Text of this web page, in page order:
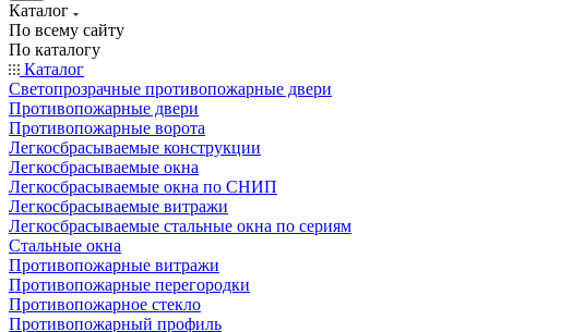
Каталог
По всему сайту
По каталогу
Каталог
Светопрозрачные противопожарные двери
Противопожарные двери
Противопожарные ворота
Легкосбрасываемые конструкции
Легкосбрасываемые окна
Легкосбрасываемые окна по СНИП
Легкосбрасываемые витражи
Легкосбрасываемые стальные окна по сериям
Стальные окна
Противопожарные витражи
Противопожарные перегородки
Противопожарное стекло
Противопожарный профиль